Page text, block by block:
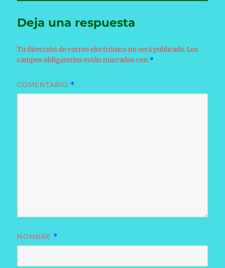
Deja una respuesta
Tu dirección de correo electrónico no será publicada. Los
campos obligatorios están marcados con *
COMENTARIO *
NOMBRE *